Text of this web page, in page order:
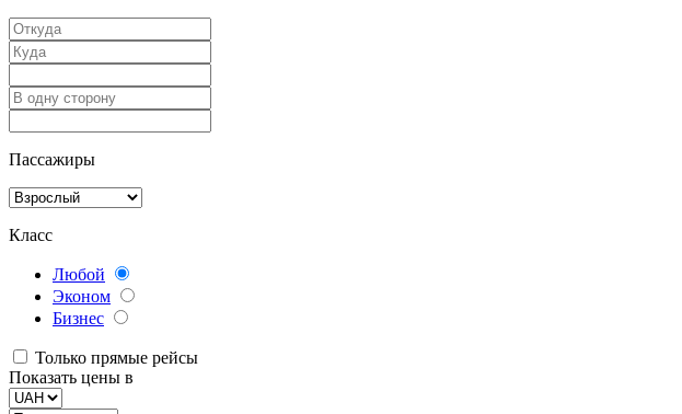
Пассажиры
Класс
Любой
Эконом
Бизнес
Только прямые рейсы
Показать цены в